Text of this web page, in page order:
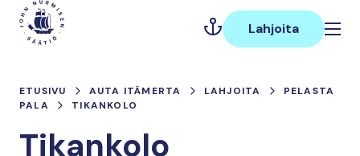
Hyppää
sisältöön
Päävalikko
Lahjoita
ETUSIVU AUTA ITÄMERTA LAHJOITA
PELASTA
PALA
TIKANKOLO
Tikankolo